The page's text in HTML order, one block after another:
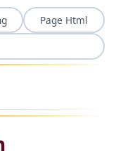
Page Html